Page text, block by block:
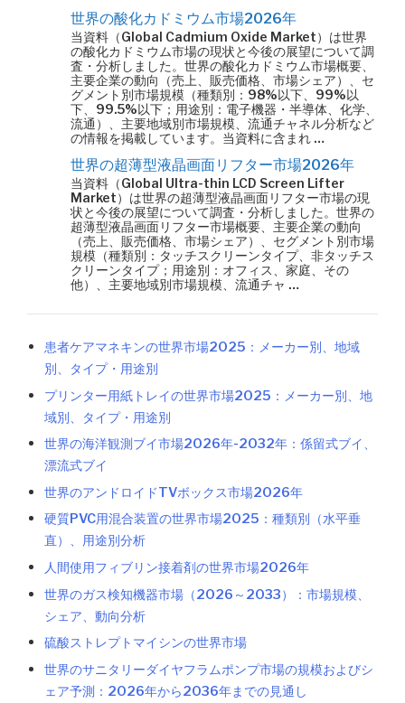
世界の酸化カドミウム市場2026年
当資料（Global Cadmium Oxide Market）は世界
の酸化カドミウム市場の現状と今後の展望について調
査・分析しました。世界の酸化カドミウム市場概要、
主要企業の動向（売上、販売価格、市場シェア）、セ
グメント別市場規模（種類別：98%以下、99%以
下、99.5%以下；用途別：電子機器・半導体、化学、
流通）、主要地域別市場規模、流通チャネル分析など
の情報を掲載しています。当資料に含まれ …
世界の超薄型液晶画面リフター市場2026年
当資料（Global Ultra-thin LCD Screen Lifter
Market）は世界の超薄型液晶画面リフター市場の現
状と今後の展望について調査・分析しました。世界の
超薄型液晶画面リフター市場概要、主要企業の動向
（売上、販売価格、市場シェア）、セグメント別市場
規模（種類別：タッチスクリーンタイプ、非タッチス
クリーンタイプ；用途別：オフィス、家庭、その
他）、主要地域別市場規模、流通チャ …
患者ケアマネキンの世界市場2025：メーカー別、地域
別、タイプ・用途別
プリンター用紙トレイの世界市場2025：メーカー別、地
域別、タイプ・用途別
世界の海洋観測ブイ市場2026年-2032年：係留式ブイ、
漂流式ブイ
世界のアンドロイドTVボックス市場2026年
硬質PVC用混合装置の世界市場2025：種類別（水平垂
直）、用途別分析
人間使用フィブリン接着剤の世界市場2026年
世界のガス検知機器市場（2026～2033）：市場規模、
シェア、動向分析
硫酸ストレプトマイシンの世界市場
世界のサニタリーダイヤフラムポンプ市場の規模およびシ
ェア予測：2026年から2036年までの見通し